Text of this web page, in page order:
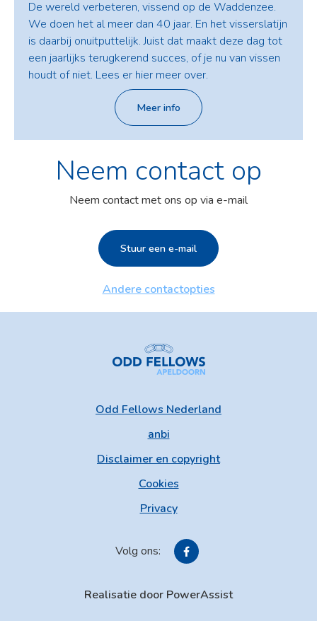
De wereld verbeteren, vissend op de Waddenzee.
We doen het al meer dan 40 jaar. En het visserslatijn
is daarbij onuitputtelijk. Juist dat maakt deze dag tot
een jaarlijks terugkerend succes, of je nu van vissen
houdt of niet. Lees er hier meer over.
Meer info
Neem contact op
Neem contact met ons op via e-mail
Stuur een e-mail
Andere contactopties
Odd Fellows Nederland
anbi
Disclaimer en copyright
Cookies
Privacy
Volg ons:
Realisatie door PowerAssist